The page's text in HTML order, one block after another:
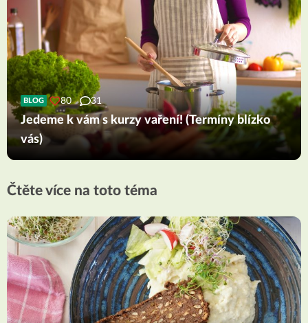
BLOG 80 31
Jedeme k vám s kurzy vaření! (Termíny blízko
vás)
Čtěte více na toto téma